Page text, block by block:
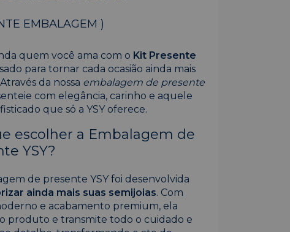
EMBALAGEM )
quem você ama com o Kit Presente
para tornar cada ocasião ainda mais
da nossa embalagem de presente
com elegância, carinho e aquele
que só a YSY oferece.
escolher a Embalagem de
YSY?
de presente YSY foi desenvolvida
ainda mais suas semijoias. Com
e acabamento premium, ela
produto e transmite todo o cuidado e